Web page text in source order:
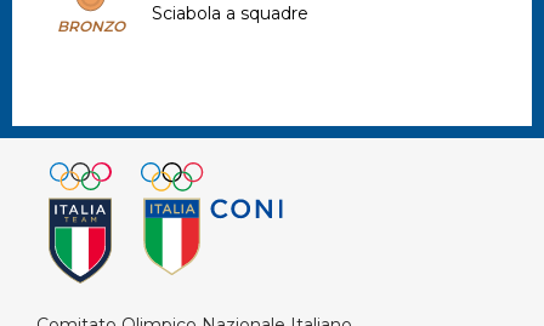
BRONZO
Sciabola a squadre